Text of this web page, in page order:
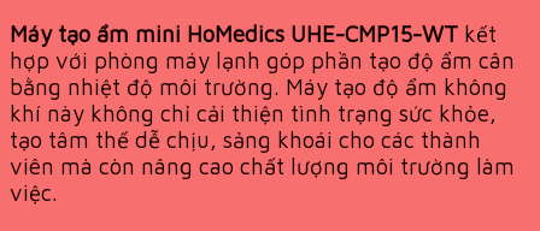
Máy tạo ẩm mini HoMedics UHE-CMP15-WT kết
hợp với phòng máy lạnh góp phần tạo độ ẩm cân
bằng nhiệt độ môi trường. Máy tạo độ ẩm không
khí này không chỉ cải thiện tình trạng sức khỏe,
tạo tâm thế dễ chịu, sảng khoái cho các thành
viên mà còn nâng cao chất lượng môi trường làm
việc.